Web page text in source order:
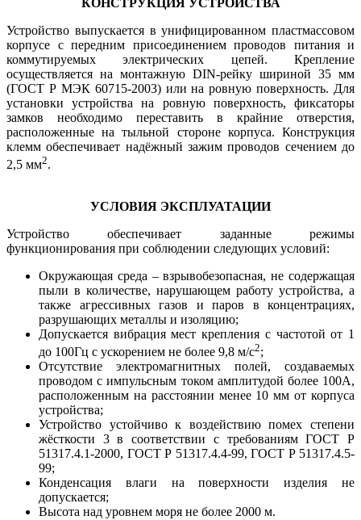
Устройство выпускается в унифицированном пластмассовом
корпусе с передним присоединением проводов питания и
коммутируемых электрических цепей. Крепление
осуществляется на монтажную DIN-рейку шириной 35 мм
(ГОСТ Р МЭК 60715-2003) или на ровную поверхность. Для
установки устройства на ровную поверхность, фиксаторы
замков необходимо переставить в крайние отверстия,
расположенные на тыльной стороне корпуса. Конструкция
клемм обеспечивает надёжный зажим проводов сечением до
2,5 мм2.
УСЛОВИЯ ЭКСПЛУАТАЦИИ
Устройство обеспечивает заданные режимы
функционирования при соблюдении следующих условий:
Окружающая среда – взрывобезопасная, не содержащая
пыли в количестве, нарушающем работу устройства, а
также агрессивных газов и паров в концентрациях,
разрушающих металлы и изоляцию;
Допускается вибрация мест крепления с частотой от 1
до 100Гц с ускорением не более 9,8 м/с2;
Отсутствие электромагнитных полей, создаваемых
проводом с импульсным током амплитудой более 100А,
расположенным на расстоянии менее 10 мм от корпуса
устройства;
Устройство устойчиво к воздействию помех степени
жёсткости 3 в соответствии с требованиям ГОСТ Р
51317.4.1-2000, ГОСТ Р 51317.4.4-99, ГОСТ Р 51317.4.5-
99;
Конденсация влаги на поверхности изделия не
допускается;
Высота над уровнем моря не более 2000 м.